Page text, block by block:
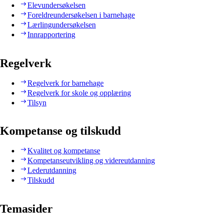
Elevundersøkelsen
Foreldreundersøkelsen i barnehage
Lærlingundersøkelsen
Innrapportering
Regelverk
Regelverk for barnehage
Regelverk for skole og opplæring
Tilsyn
Kompetanse og tilskudd
Kvalitet og kompetanse
Kompetanseutvikling og videreutdanning
Lederutdanning
Tilskudd
Temasider